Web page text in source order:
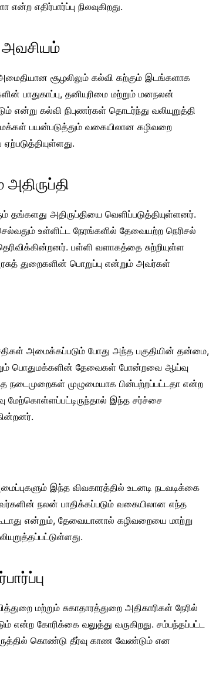
எதிர்பார்ப்பு நிலவுகிறது.
அவசியம்
சூழலிலும் கல்வி கற்கும் இடங்களாக
பாதுகாப்பு, தனியுரிமை மற்றும் மனநலன்
கல்வி நிபுணர்கள் தொடர்ந்து வலியுறுத்தி
பயன்படுத்தும் வகையிலான கழிவறை
தங்களது அதிருப்தியை வெளிப்படுத்தியுள்ளனர்.
உள்ளிட்ட நேரங்களில் தேவையற்ற நெரிசல்
பள்ளி வளாகத்தை சுற்றியுள்ள
துறைகளின் பொறுப்பு என்றும் அவர்கள்
அமைக்கப்படும் போது அந்த பகுதியின் தன்மை,
பொதுமக்களின் தேவைகள் போன்றவை ஆய்வு
முழுமையாக பின்பற்றப்பட்டதா என்ற
மேற்கொள்ளப்பட்டிருந்தால் இந்த சர்ச்சை
இந்த விவகாரத்தில் உடனடி நடவடிக்கை
நலன் பாதிக்கப்படும் வகையிலான எந்த
என்றும், தேவையானால் கழிவறையை மாற்று
மற்றும் சுகாதாரத்துறை அதிகாரிகள் நேரில்
கோரிக்கை வலுத்து வருகிறது. சம்பந்தப்பட்ட
கொண்டு தீர்வு காண வேண்டும் என